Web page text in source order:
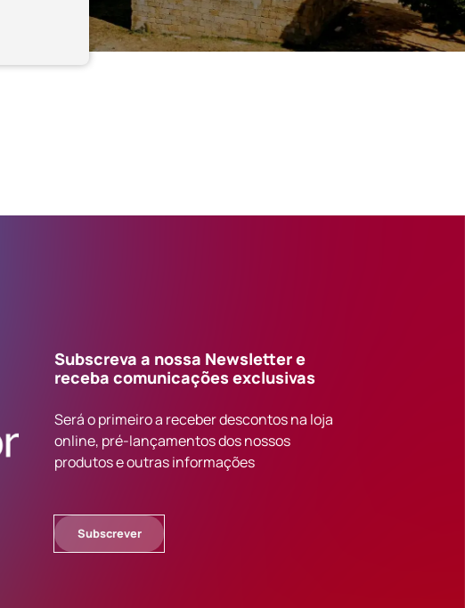
Subscreva a nossa Newsletter e
receba comunicações exclusivas
Será o primeiro a receber descontos na loja
online, pré-lançamentos dos nossos
produtos e outras informações
Subscrever